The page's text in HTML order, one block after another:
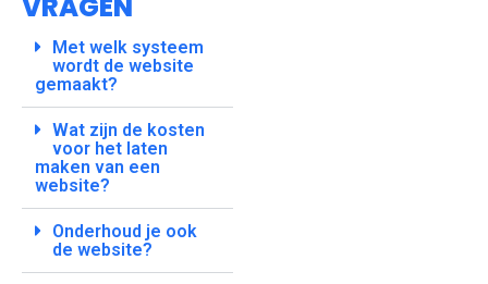
VRAGEN
Met welk systeem
wordt de website
gemaakt?
Wat zijn de kosten
voor het laten
maken van een
website?
Onderhoud je ook
de website?